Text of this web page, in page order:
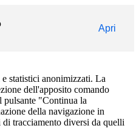
Apri
statistici anonimizzati. La
dell'apposito comando
"Continua la
della navigazione in
tracciamento diversi da quelli